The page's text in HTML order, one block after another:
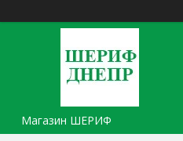
Магазин ШЕРИФ